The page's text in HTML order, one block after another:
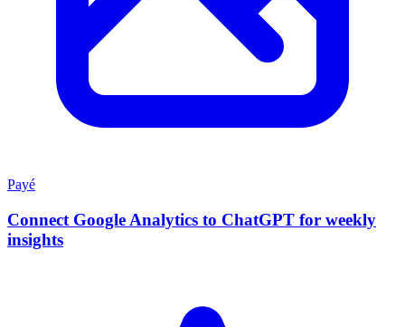
Payé
Connect Google Analytics to ChatGPT for weekly
insights